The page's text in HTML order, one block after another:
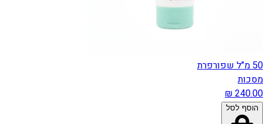
50 מ"ל שפורפרת
מסכות
הוסף לסל